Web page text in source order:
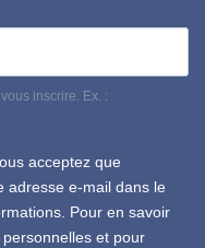
inscrire. Ex. :
acceptez que
adresse e-mail dans le
Pour en savoir
et pour